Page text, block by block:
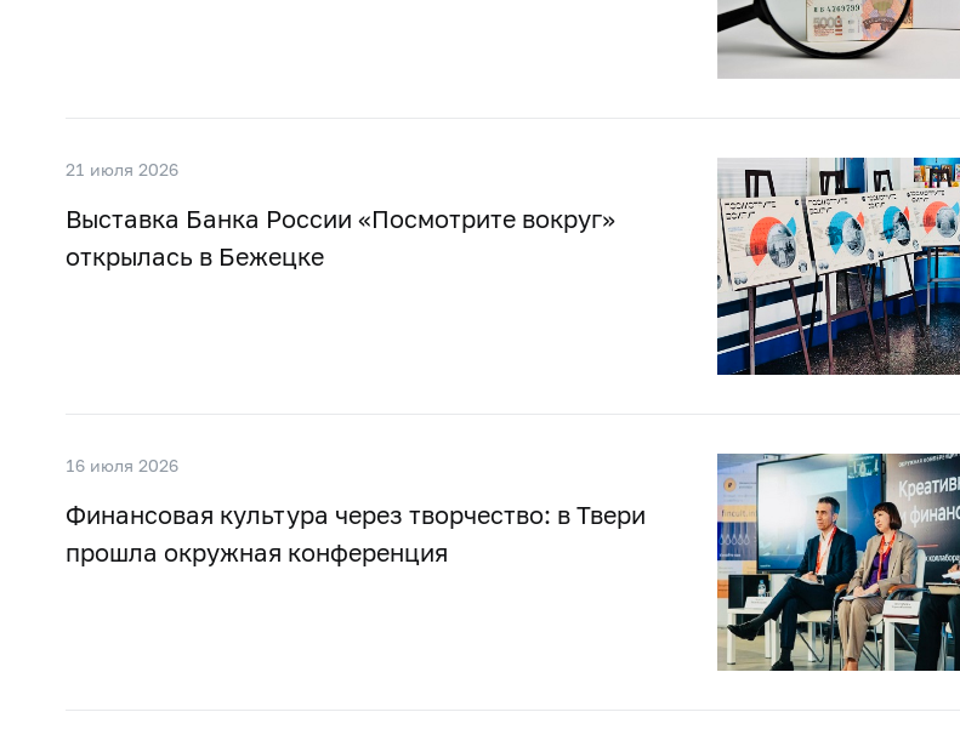
21 июля 2026
Выставка Банка России «Посмотрите вокруг»
открылась в Бежецке
16 июля 2026
Финансовая культура через творчество: в Твери
прошла окружная конференция